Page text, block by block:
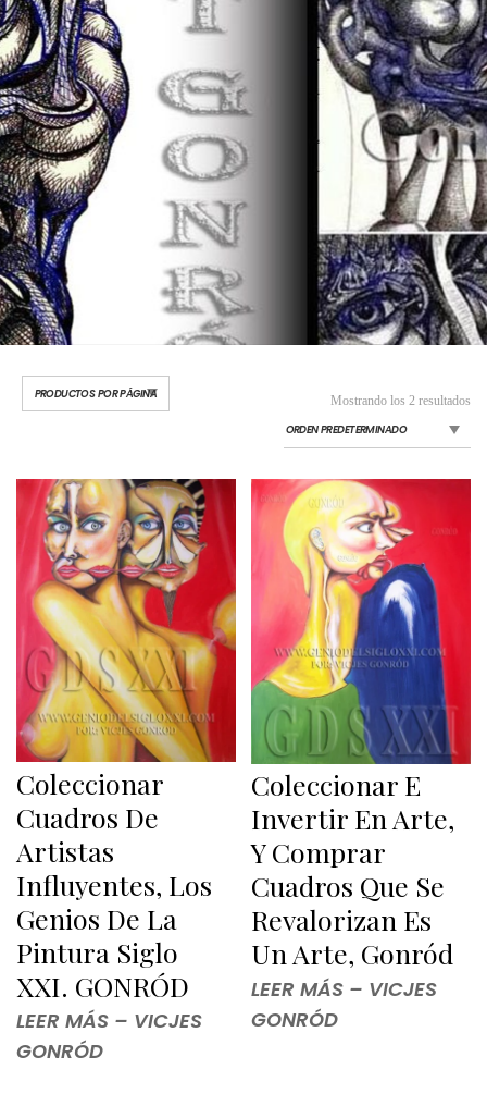
Mostrando los 2 resultados
Coleccionar
Cuadros De
Artistas
Influyentes, Los
Genios De La
Pintura Siglo
XXI. GONRÓD
LEER MÁS – VICJES
GONRÓD
Coleccionar E
Invertir En Arte,
Y Comprar
Cuadros Que Se
Revalorizan Es
Un Arte, Gonród
LEER MÁS – VICJES
GONRÓD